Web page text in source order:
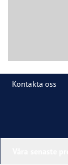
Kontakta oss